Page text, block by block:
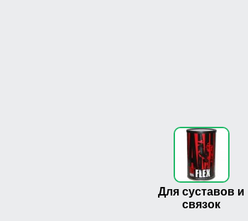
Для суставов и
связок